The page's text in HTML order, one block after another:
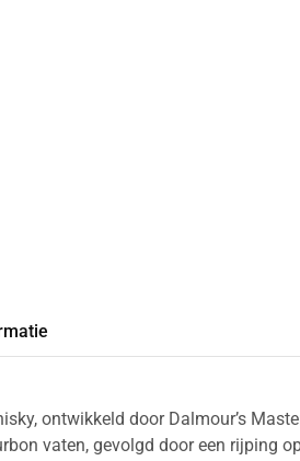
ontwikkeld door Dalmour’s
vaten, gevolgd door een rijping